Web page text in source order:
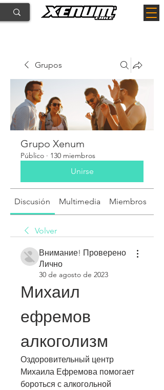
Grupos
Grupo Xenum
Público · 130 miembros
Unirse
Discusión Multimedia Miembros
Volver
Внимание! Проверено
Лично
30 de agosto de 2023
Михаил
ефремов
алкоголизм
Оздоровительный центр
Михаила Ефремова помогает
бороться с алкогольной